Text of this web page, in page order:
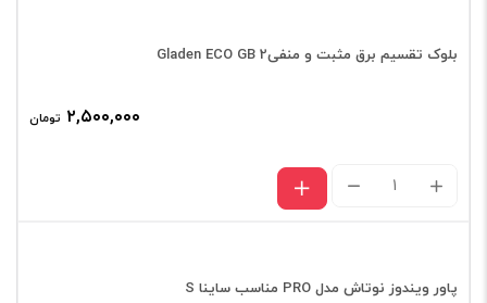
مدل
بلوک تقسیم برق مثبت و منفیGladen ECO GB 2
۲,۵۰۰,۰۰۰ تومان
بلوک
تقسیم
مثبتپاور ویندوز نوتاش مدل PRO مناسب ساینا S